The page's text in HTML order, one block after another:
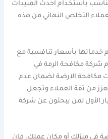
باستخدام أحدث المبيدات
التخلص النهائي من هذه
خدماتها بأسعار تنافسية مع
شركة مكافحة الرمة في
مكافحة الارضة لضمان عدم
من ثقة العملاء وتجعل
الأول لمن يبحثون عن شركة
في منزلك أو مكان عملك، فإن